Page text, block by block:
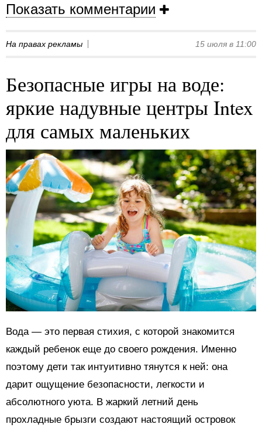
Показать комментарии
На правах рекламы 15 июля в 11:00
Безопасные игры на воде:
яркие надувные центры Intex
для самых маленьких
Вода — это первая стихия, с которой знакомится
каждый ребенок еще до своего рождения. Именно
поэтому дети так интуитивно тянутся к ней: она
дарит ощущение безопасности, легкости и
абсолютного уюта. В жаркий летний день
прохладные брызги создают настоящий островок